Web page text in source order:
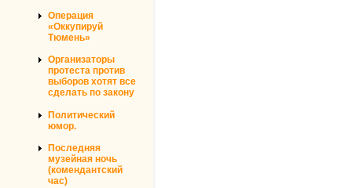
Операция
«Оккупируй
Тюмень»
Организаторы
протеста против
выборов хотят все
сделать по закону
Политический
юмор.
Последняя
музейная ночь
(комендантский
час)